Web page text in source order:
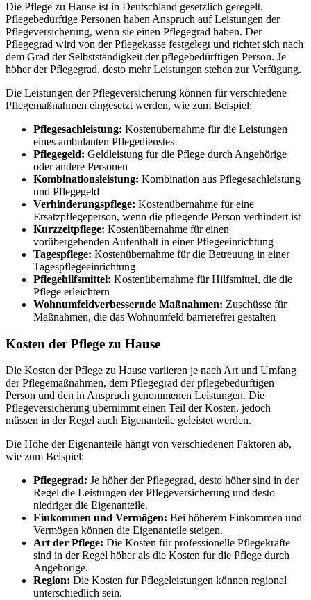
Die Pflege zu Hause ist in Deutschland gesetzlich geregelt.
Pflegebedürftige Personen haben Anspruch auf Leistungen der
Pflegeversicherung, wenn sie einen Pflegegrad haben. Der
Pflegegrad wird von der Pflegekasse festgelegt und richtet sich nach
dem Grad der Selbstständigkeit der pflegebedürftigen Person. Je
höher der Pflegegrad, desto mehr Leistungen stehen zur Verfügung.
Die Leistungen der Pflegeversicherung können für verschiedene
Pflegemaßnahmen eingesetzt werden, wie zum Beispiel:
Pflegesachleistung: Kostenübernahme für die Leistungen
eines ambulanten Pflegedienstes
Pflegegeld: Geldleistung für die Pflege durch Angehörige
oder andere Personen
Kombinationsleistung: Kombination aus Pflegesachleistung
und Pflegegeld
Verhinderungspflege: Kostenübernahme für eine
Ersatzpflegeperson, wenn die pflegende Person verhindert ist
Kurzzeitpflege: Kostenübernahme für einen
vorübergehenden Aufenthalt in einer Pflegeeinrichtung
Tagespflege: Kostenübernahme für die Betreuung in einer
Tagespflegeeinrichtung
Pflegehilfsmittel: Kostenübernahme für Hilfsmittel, die die
Pflege erleichtern
Wohnumfeldverbessernde Maßnahmen: Zuschüsse für
Maßnahmen, die das Wohnumfeld barrierefrei gestalten
Kosten der Pflege zu Hause
Die Kosten der Pflege zu Hause variieren je nach Art und Umfang
der Pflegemaßnahmen, dem Pflegegrad der pflegebedürftigen
Person und den in Anspruch genommenen Leistungen. Die
Pflegeversicherung übernimmt einen Teil der Kosten, jedoch
müssen in der Regel auch Eigenanteile geleistet werden.
Die Höhe der Eigenanteile hängt von verschiedenen Faktoren ab,
wie zum Beispiel:
Pflegegrad: Je höher der Pflegegrad, desto höher sind in der
Regel die Leistungen der Pflegeversicherung und desto
niedriger die Eigenanteile.
Einkommen und Vermögen: Bei höherem Einkommen und
Vermögen können die Eigenanteile steigen.
Art der Pflege: Die Kosten für professionelle Pflegekräfte
sind in der Regel höher als die Kosten für die Pflege durch
Angehörige.
Region: Die Kosten für Pflegeleistungen können regional
unterschiedlich sein.